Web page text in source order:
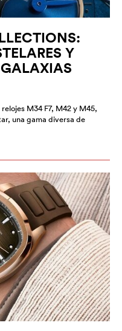
Y
M34 F7, M42 y M45,
una gama diversa de